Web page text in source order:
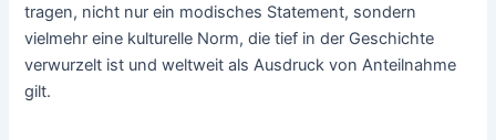
tragen, nicht nur ein modisches Statement, sondern
vielmehr eine kulturelle Norm, die tief in der Geschichte
verwurzelt ist und weltweit als Ausdruck von Anteilnahme
gilt.